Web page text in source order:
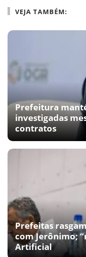
VEJA TAMBÉM:
Prefeitura
investigadas
contratos
Prefeitas
com Jerônimo;
Artificial